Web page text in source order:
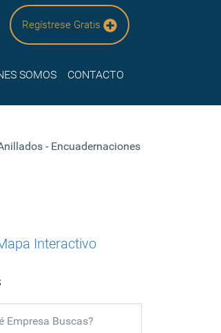
Regístrese Gratis
SOMOS CONTACTO
- Encuadernaciones
Interactivo